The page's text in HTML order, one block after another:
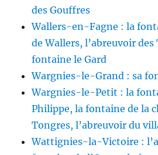
des Gouffres
Wallers-en-Fagne : la
de Wallers, l’abreuvoir des
fontaine le Gard
Wargnies-le-Grand : sa
Wargnies-le-Petit : la
Philippe, la fontaine de la
Tongres, l’abreuvoir du
Wattignies-la-Victoire :